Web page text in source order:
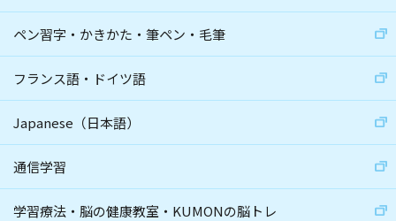
ペン習字・かきかた・筆ペン・毛筆
フランス語・ドイツ語
Japanese（日本語）
通信学習
学習療法・脳の健康教室・KUMONの脳トレ